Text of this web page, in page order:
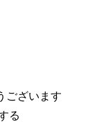
ございます
る